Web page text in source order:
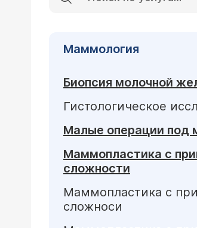
Маммология
Биопсия молочной
Гистологическое
Малые операции под
Маммопластика с
сложности
Маммопластика с
сложноси